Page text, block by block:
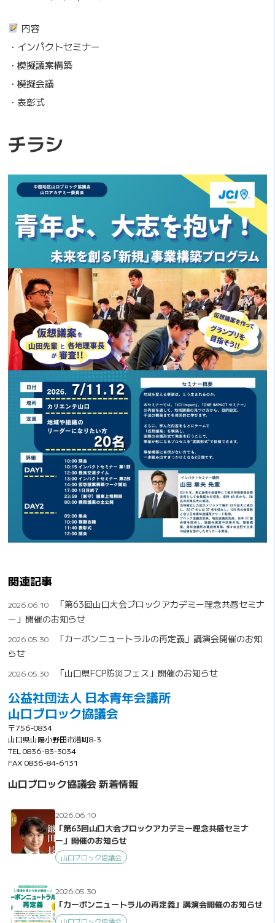
内容
・インパクトセミナー
・模擬議案構築
・模擬会議
・表彰式
チラシ
関連記事
2026.06.10
「第63回山口大会ブロックアカデミー理念共感セミナ
ー」開催のお知らせ
2026.05.30
「カーボンニュートラルの再定義」講演会開催のお知
らせ
2026.05.30 「山口県FCP防災フェス」開催のお知らせ
公益社団法人 日本青年会議所
山口ブロック協議会
〒756-0834
山口県山陽小野田市港町8-3
TEL 0836-83-3034
FAX 0836-84-6131
山口ブロック協議会 新着情報
2026.06.10
「第63回山口大会ブロックアカデミー理念共感セミナ
ー」開催のお知らせ
山口ブロック協議会
2026.05.30
「カーボンニュートラルの再定義」講演会開催のお知らせ